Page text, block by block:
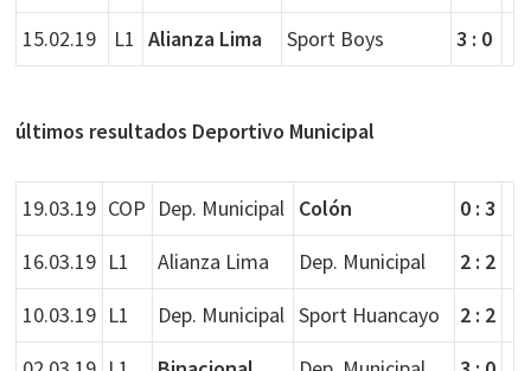
15.02.19
L1 Alianza Lima Sport Boys 3 : 0
últimos resultados Deportivo Municipal
19.03.19 COP Dep. Municipal Colón
0 : 3
16.03.19 L1 Alianza Lima Dep. Municipal
2 : 2
10.03.19 L1 Dep. Municipal Sport Huancayo
2 : 2